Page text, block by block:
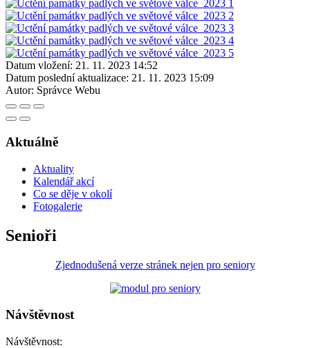
Datum vložení: 21. 11. 2023 14:52
Datum poslední aktualizace: 21. 11. 2023 15:09
Autor: Správce Webu
Aktuálně
Aktuality
Kalendář akcí
Co se děje v okolí
Fotogalerie
Senioři
Zjednodušená verze stránek nejen pro seniory
Návštěvnost
Návštěvnost: